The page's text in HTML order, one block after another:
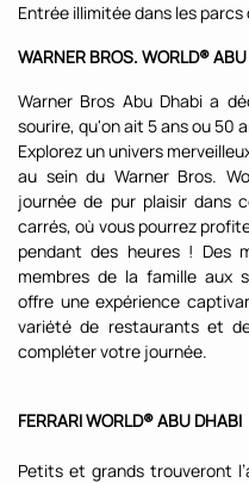
Entrée illimitée dans les
WARNER BROS. WORLD®
Warner Bros Abu Dhabi a
sourire, qu'on ait 5 ans ou 50
Explorez un univers
au sein du Warner Bros.
journée de pur plaisir dans
carrés, où vous pourrez
pendant des heures ! Des
membres de la famille aux
offre une expérience
variété de restaurants et
compléter votre journée.
FERRARI WORLD® ABU DHABI
Petits et grands trouveront